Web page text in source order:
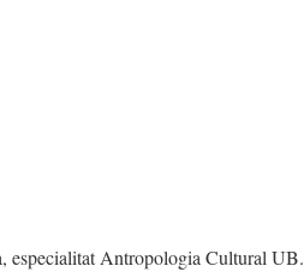
especialitat Antropologia Cultural UB.